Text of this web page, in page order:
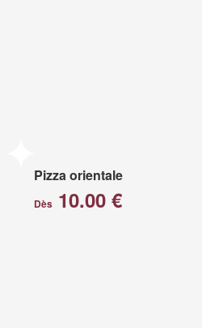
Pizza orientale
Dès 10.00 €